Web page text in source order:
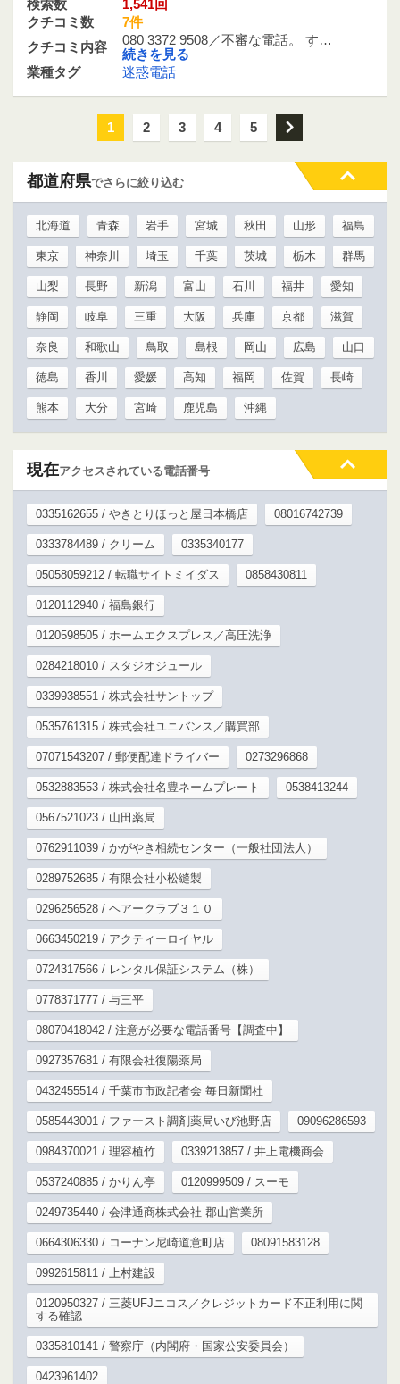
検索数
1,541回
クチコミ数
7件
クチコミ内容
080 3372 9508／不審な電話。 す…
続きを見る
業種タグ
迷惑電話
1 2 3 4 5 次
都道府県でさらに絞り込む
北海道 青森 岩手 宮城 秋田 山形 福島
東京 神奈川 埼玉 千葉 茨城 栃木 群馬
山梨 長野 新潟 富山 石川 福井 愛知
静岡 岐阜 三重 大阪 兵庫 京都 滋賀
奈良 和歌山 鳥取 島根 岡山 広島 山口
徳島 香川 愛媛 高知 福岡 佐賀 長崎
熊本 大分 宮崎 鹿児島 沖縄
現在アクセスされている電話番号
0335162655 / やきとりほっと屋日本橋店 08016742739
0333784489 / クリーム 0335340177
05058059212 / 転職サイトミイダス 0858430811
0120112940 / 福島銀行
0120598505 / ホームエクスプレス／高圧洗浄
0284218010 / スタジオジュール
0339938551 / 株式会社サントップ
0535761315 / 株式会社ユニバンス／購買部
07071543207 / 郵便配達ドライバー 0273296868
0532883553 / 株式会社名豊ネームプレート 0538413244
0567521023 / 山田薬局
0762911039 / かがやき相続センター（一般社団法人）
0289752685 / 有限会社小松縫製
0296256528 / ヘアークラブ３１０
0663450219 / アクティーロイヤル
0724317566 / レンタル保証システム（株）
0778371777 / 与三平
08070418042 / 注意が必要な電話番号【調査中】
0927357681 / 有限会社復陽薬局
0432455514 / 千葉市市政記者会 毎日新聞社
0585443001 / ファースト調剤薬局いび池野店 09096286593
0984370021 / 理容植竹 0339213857 / 井上電機商会
0537240885 / かりん亭 0120999509 / スーモ
0249735440 / 会津通商株式会社 郡山営業所
0664306330 / コーナン尼崎道意町店 08091583128
0992615811 / 上村建設
0120950327 / 三菱UFJニコス／クレジットカード不正利用に関
する確認
0335810141 / 警察庁（内閣府・国家公安委員会）
0423961402